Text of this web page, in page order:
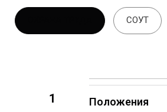
СОУТ
1 Положения